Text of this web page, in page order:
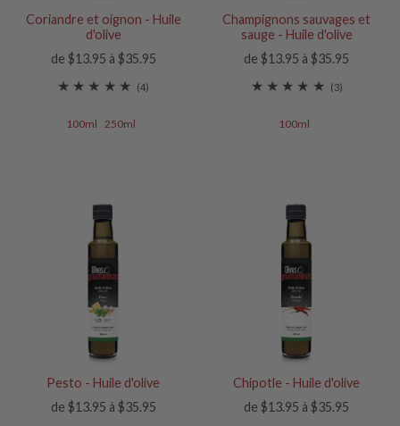
Coriandre et oignon - Huile
d'olive
de $13.95 à $35.95
(4)
100ml 250ml
Champignons sauvages et
sauge - Huile d'olive
de $13.95 à $35.95
(3)
100ml
Pesto - Huile d'olive
de $13.95 à $35.95
Chipotle - Huile d'olive
de $13.95 à $35.95